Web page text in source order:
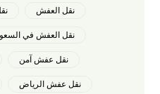
نقل العفش
نقل العفش في
نقل عفش آمن
نقل عفش الرياض